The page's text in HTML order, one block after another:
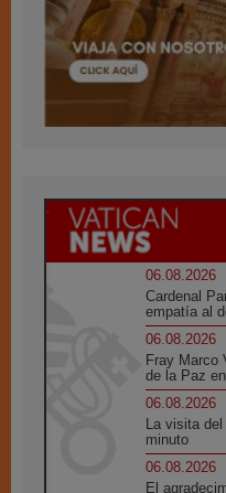
06.08.2026
Cardenal
empatía al
06.08.2026
Fray Marco
de la Paz
06.08.2026
La visita
minuto
06.08.2026
El